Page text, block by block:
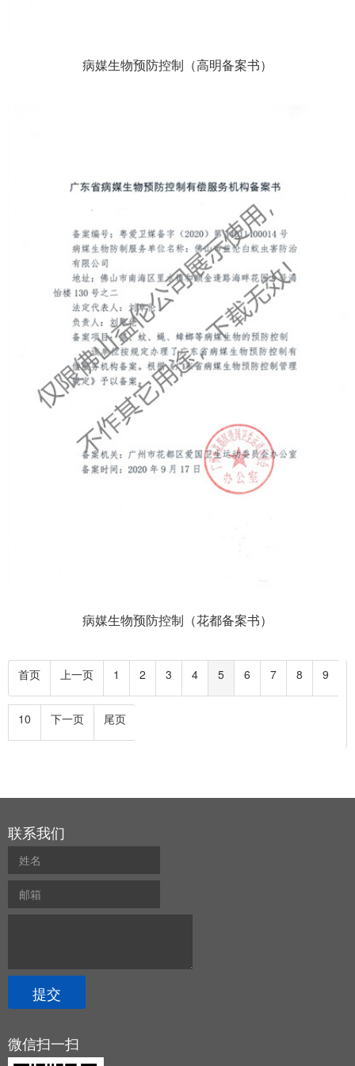
病媒生物预防控制（高明备案书）
病媒生物预防控制（花都备案书）
首页 上一页 1 2 3 4 5 6 7 8 9
10 下一页 尾页
联系我们
微信扫一扫